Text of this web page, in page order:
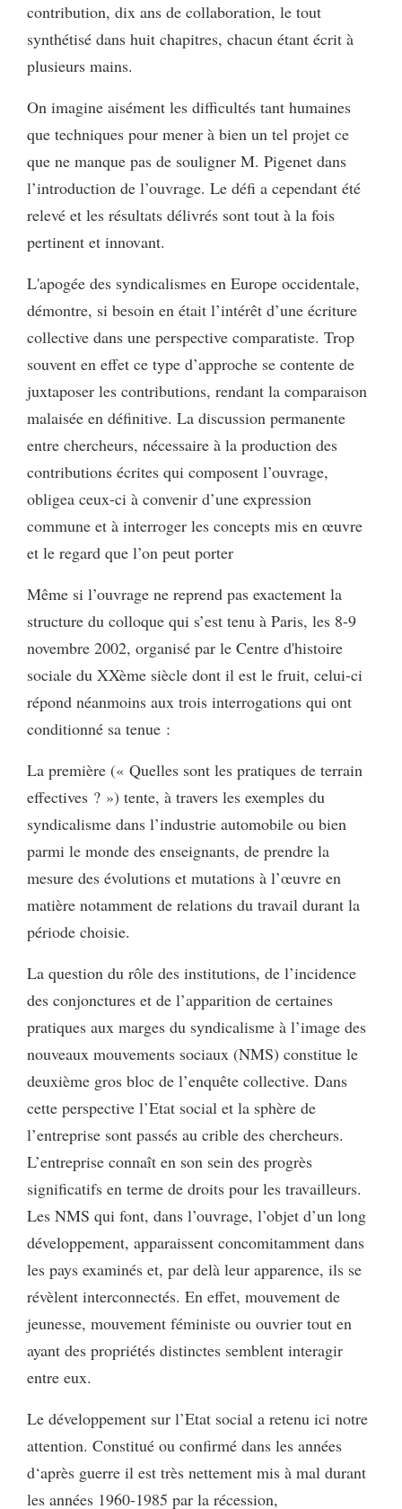
contribution, dix ans de collaboration, le tout
synthétisé dans huit chapitres, chacun étant écrit à
plusieurs mains.
On imagine aisément les difficultés tant humaines
que techniques pour mener à bien un tel projet ce
que ne manque pas de souligner M. Pigenet dans
l’introduction de l’ouvrage. Le défi a cependant été
relevé et les résultats délivrés sont tout à la fois
pertinent et innovant.
L'apogée des syndicalismes en Europe occidentale,
démontre, si besoin en était l’intérêt d’une écriture
collective dans une perspective comparatiste. Trop
souvent en effet ce type d’approche se contente de
juxtaposer les contributions, rendant la comparaison
malaisée en définitive. La discussion permanente
entre chercheurs, nécessaire à la production des
contributions écrites qui composent l’ouvrage,
obligea ceux-ci à convenir d’une expression
commune et à interroger les concepts mis en œuvre
et le regard que l’on peut porter
Même si l’ouvrage ne reprend pas exactement la
structure du colloque qui s’est tenu à Paris, les 8-9
novembre 2002, organisé par le Centre d'histoire
sociale du XXème siècle dont il est le fruit, celui-ci
répond néanmoins aux trois interrogations qui ont
conditionné sa tenue :
La première (« Quelles sont les pratiques de terrain
effectives ? ») tente, à travers les exemples du
syndicalisme dans l’industrie automobile ou bien
parmi le monde des enseignants, de prendre la
mesure des évolutions et mutations à l’œuvre en
matière notamment de relations du travail durant la
période choisie.
La question du rôle des institutions, de l’incidence
des conjonctures et de l’apparition de certaines
pratiques aux marges du syndicalisme à l’image des
nouveaux mouvements sociaux (NMS) constitue le
deuxième gros bloc de l’enquête collective. Dans
cette perspective l’Etat social et la sphère de
l’entreprise sont passés au crible des chercheurs.
L’entreprise connaît en son sein des progrès
significatifs en terme de droits pour les travailleurs.
Les NMS qui font, dans l’ouvrage, l’objet d’un long
développement, apparaissent concomitamment dans
les pays examinés et, par delà leur apparence, ils se
révèlent interconnectés. En effet, mouvement de
jeunesse, mouvement féministe ou ouvrier tout en
ayant des propriétés distinctes semblent interagir
entre eux.
Le développement sur l’Etat social a retenu ici notre
attention. Constitué ou confirmé dans les années
d‘après guerre il est très nettement mis à mal durant
les années 1960-1985 par la récession,